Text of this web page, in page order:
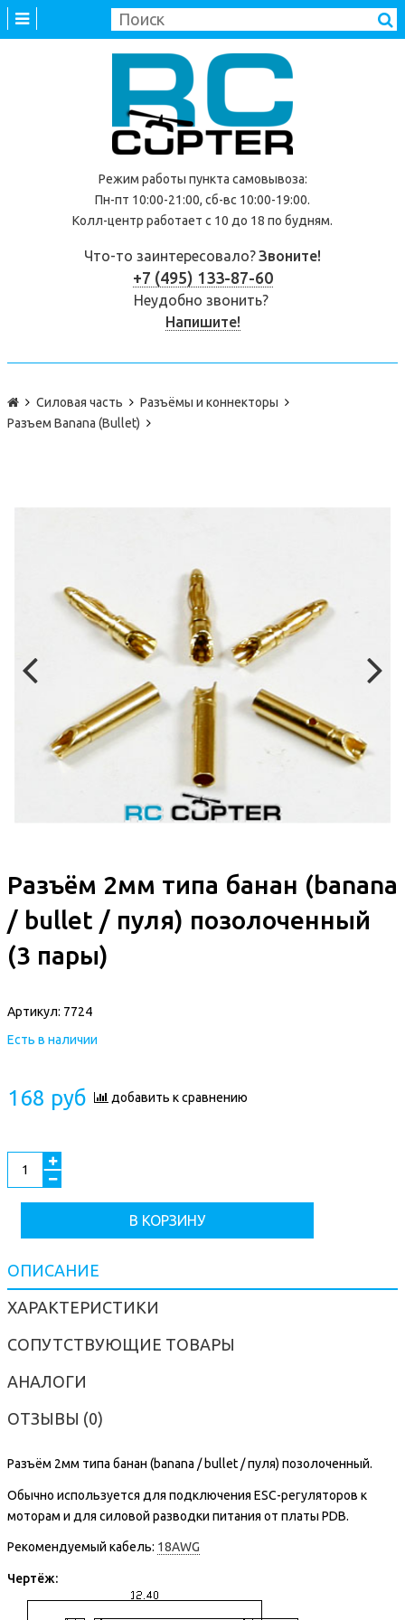
Режим работы пункта самовывоза:
Пн-пт 10:00-21:00, сб-вс 10:00-19:00.
Колл-центр работает с 10 до 18 по будням.
Что-то заинтересовало?Звоните!
+7 (495) 133-87-60
Неудобно звонить?
Напишите!
Силовая часть
Разъёмы и коннекторы
Разъем Banana (Bullet)
Разъём 2мм типа банан (banana
/ bullet / пуля) позолоченный
(3 пары)
Артикул: 7724
Есть в наличии
168 руб добавить к сравнению
В КОРЗИНУ
ОПИСАНИЕ
ХАРАКТЕРИСТИКИ
СОПУТСТВУЮЩИЕ ТОВАРЫ
АНАЛОГИ
ОТЗЫВЫ (0)
Разъём 2мм типа банан (banana / bullet / пуля) позолоченный.
Обычно используется для подключения ESC-регуляторов к
моторам и для силовой разводки питания от платы PDB.
Рекомендуемый кабель: 18AWG
Чертёж: